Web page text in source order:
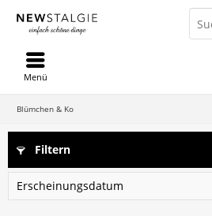
Menü
Blümchen & Ko
Filtern